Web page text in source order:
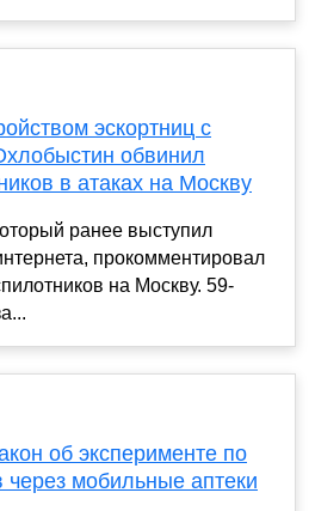
эскортниц с
обвинил
в атаках на Москву
ранее выступил
прокомментировал
на Москву. 59-
об эксперименте по
через мобильные аптеки